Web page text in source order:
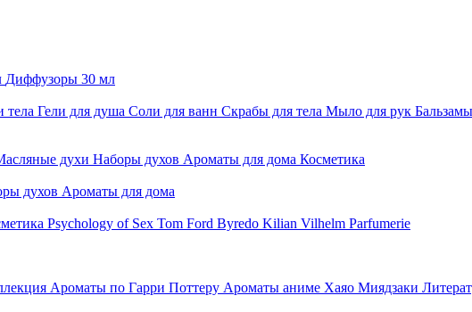
Диффузоры 30 мл
тела Гели для душа Соли для ванн Скрабы для тела Мыло для рук
духи Наборы духов Ароматы для дома Косметика
духов Ароматы для дома
Psychology of Sex Tom Ford Byredo Kilian Vilhelm Parfumerie
Ароматы по Гарри Поттеру Ароматы аниме Хаяо Миядзаки